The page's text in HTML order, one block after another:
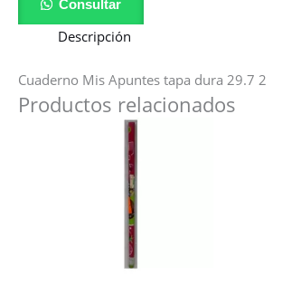
Consultar
Descripción
Cuaderno Mis Apuntes tapa dura 29.7 2
Productos relacionados